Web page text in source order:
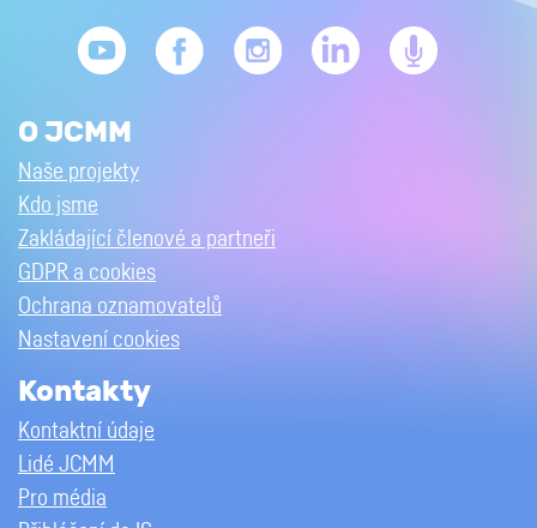
O JCMM
Naše projekty
Kdo jsme
Zakládající členové a partneři
GDPR a cookies
Ochrana oznamovatelů
Nastavení cookies
Kontakty
Kontaktní údaje
Lidé JCMM
Pro média